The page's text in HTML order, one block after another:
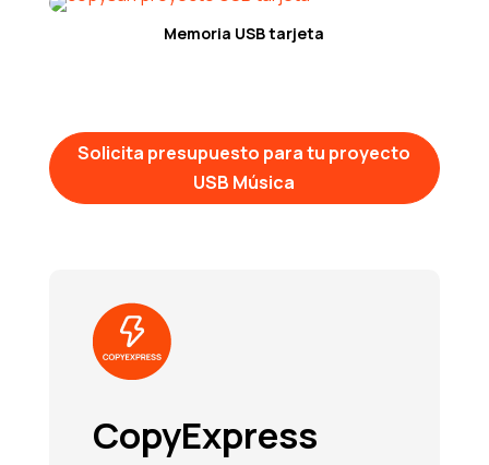
Memoria USB tarjeta
Solicita presupuesto para tu proyecto
USB Música
CopyExpress